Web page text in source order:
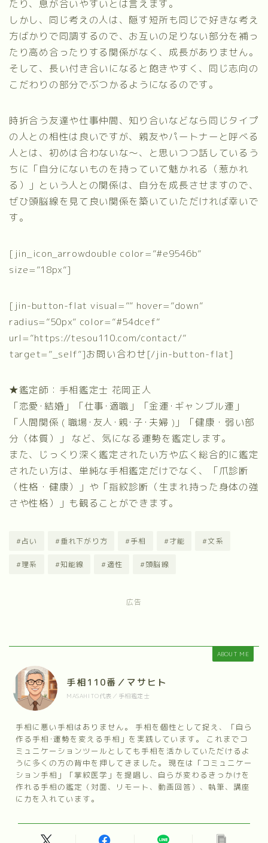
たり、息が合いやすいとは言えます。
しかし、同じ考えの人は、隠す短所も同じで好きな考え
方ばかりで同調するので、お互いの足りない部分を補っ
たり高め合ったりする関係がなく、成長がありません。
そして、長い付き合いになると飽きやすく、同じ志向の
こだわりの部分でぶつかるようになるのです。
時折合う友達や仕事仲間、知り合いなどなら同じタイプ
の人との相性は良いですが、親友やパートナーと呼べる
人とは、初めは合わないな～、と思いつつ話しているう
ちに「自分にないものを持っていて魅かれる（惹かれ
る）」という人との関係は、自分を成長させますので、
ぜひ頭脳線を見て良い関係を築いていただければ幸いで
す。
[jin_icon_arrowdouble color=”#e9546b”
size=”18px”]
[jin-button-flat visual=”” hover=”down”
radius=”50px” color=”#54dcef”
url=”https://tesou110.com/contact/”
target=”_self”]お問い合わせ[/jin-button-flat]
★鑑定師：手相鑑定士 花岡正人
「恋愛･結婚」「仕事･適職」「金運･ギャンブル運」
「人間関係 ( 職場･友人･親･子･夫婦 )」「健康・弱い部
分（体質）」 など、気になる運勢を鑑定します。
また、じっくり深く鑑定されたい方や広く総合的に鑑定
されたい方は、単純な手相鑑定だけでなく、
「爪診断
（性格・健康）」 や 「指紋診断（生まれ持った身体の強
さや性格）」 も観ることができます。
#占い #垂れ下がり方 #手相 #才能 #文系
#理系 #知能線 #適性 #頭脳線
広告
ABOUT ME
手相110番／マサヒト
MASAHITO代表／手相鑑定士
手相に悪い手相はありません。 手相を個性として捉え、「自ら
作る手相･運勢を変える手相」を実践しています。 これまでコ
ミュニケーションツールとしても手相を活かしていただけるよ
うに多くの方の背中を押してきました。 現在は「コミュニケー
ション手相」「掌紋医学」を提唱し、自らが変わるきっかけを
作れる手相の鑑定（対面、リモート、動画回答）、執筆、講座
に力を入れています。